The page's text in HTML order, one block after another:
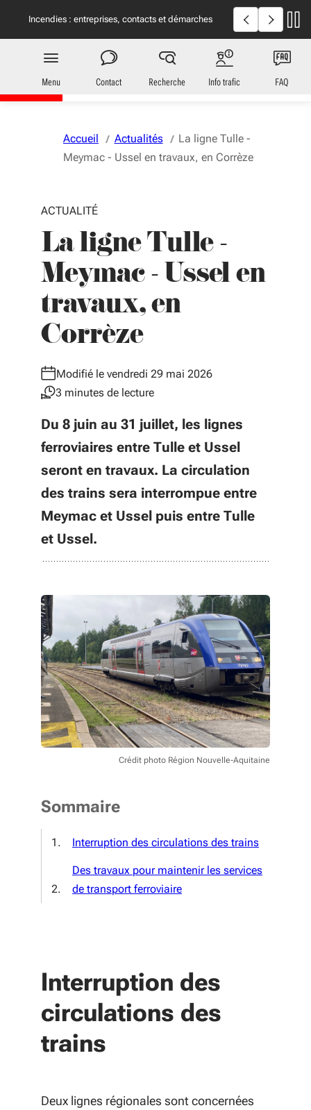
Incendies : entreprises, contacts et démarches
Incendies en
utiles
Transports
en Nouvelle-Aquitaine
Menu Contact Recherche Info trafic FAQ
Accueil Actualités
La ligne Tulle -
Meymac - Ussel en travaux, en Corrèze
ACTUALITÉ
La ligne Tulle -
Meymac - Ussel en
travaux, en
Corrèze
Modifié le vendredi 29 mai 2026
3 minutes de lecture
Du 8 juin au 31 juillet, les lignes
ferroviaires entre Tulle et Ussel
seront en travaux. La circulation
des trains sera interrompue entre
Meymac et Ussel puis entre Tulle
et Ussel.
Crédit photo Région Nouvelle-Aquitaine
Sommaire
Interruption des circulations des trains
Des travaux pour maintenir les services
de transport ferroviaire
Interruption des
circulations des
trains
Deux lignes régionales sont concernées